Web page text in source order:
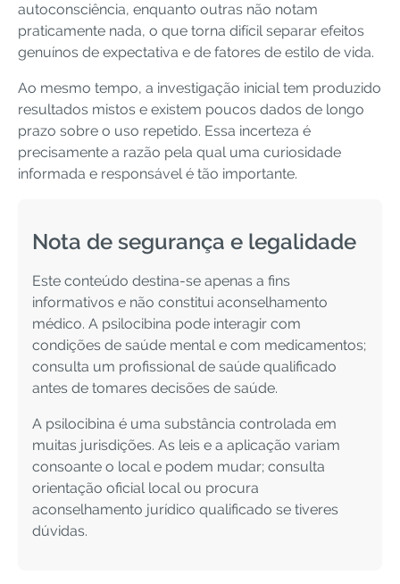
autoconsciência, enquanto outras não notam
praticamente nada, o que torna difícil separar efeitos
genuínos de expectativa e de fatores de estilo de vida.
Ao mesmo tempo, a investigação inicial tem produzido
resultados mistos e existem poucos dados de longo
prazo sobre o uso repetido. Essa incerteza é
precisamente a razão pela qual uma curiosidade
informada e responsável é tão importante.
Nota de segurança e legalidade
Este conteúdo destina-se apenas a fins
informativos e não constitui aconselhamento
médico. A psilocibina pode interagir com
condições de saúde mental e com medicamentos;
consulta um profissional de saúde qualificado
antes de tomares decisões de saúde.
A psilocibina é uma substância controlada em
muitas jurisdições. As leis e a aplicação variam
consoante o local e podem mudar; consulta
orientação oficial local ou procura
aconselhamento jurídico qualificado se tiveres
dúvidas.